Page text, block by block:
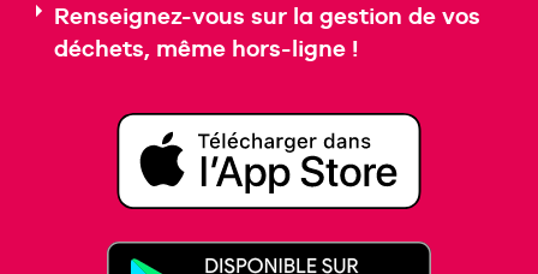
Renseignez-vous sur la gestion de vos
déchets, même hors-ligne !